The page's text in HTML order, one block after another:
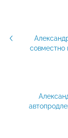
совместно